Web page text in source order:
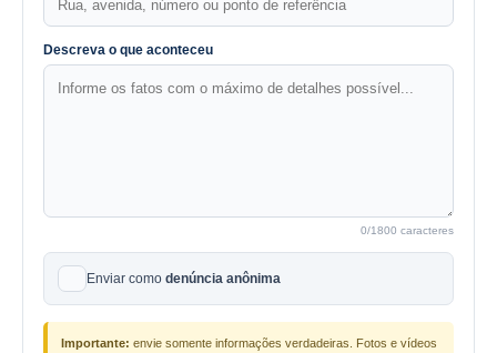
Descreva o que aconteceu
0/1800 caracteres
Enviar como denúncia anônima
Importante: envie somente informações verdadeiras. Fotos e vídeos